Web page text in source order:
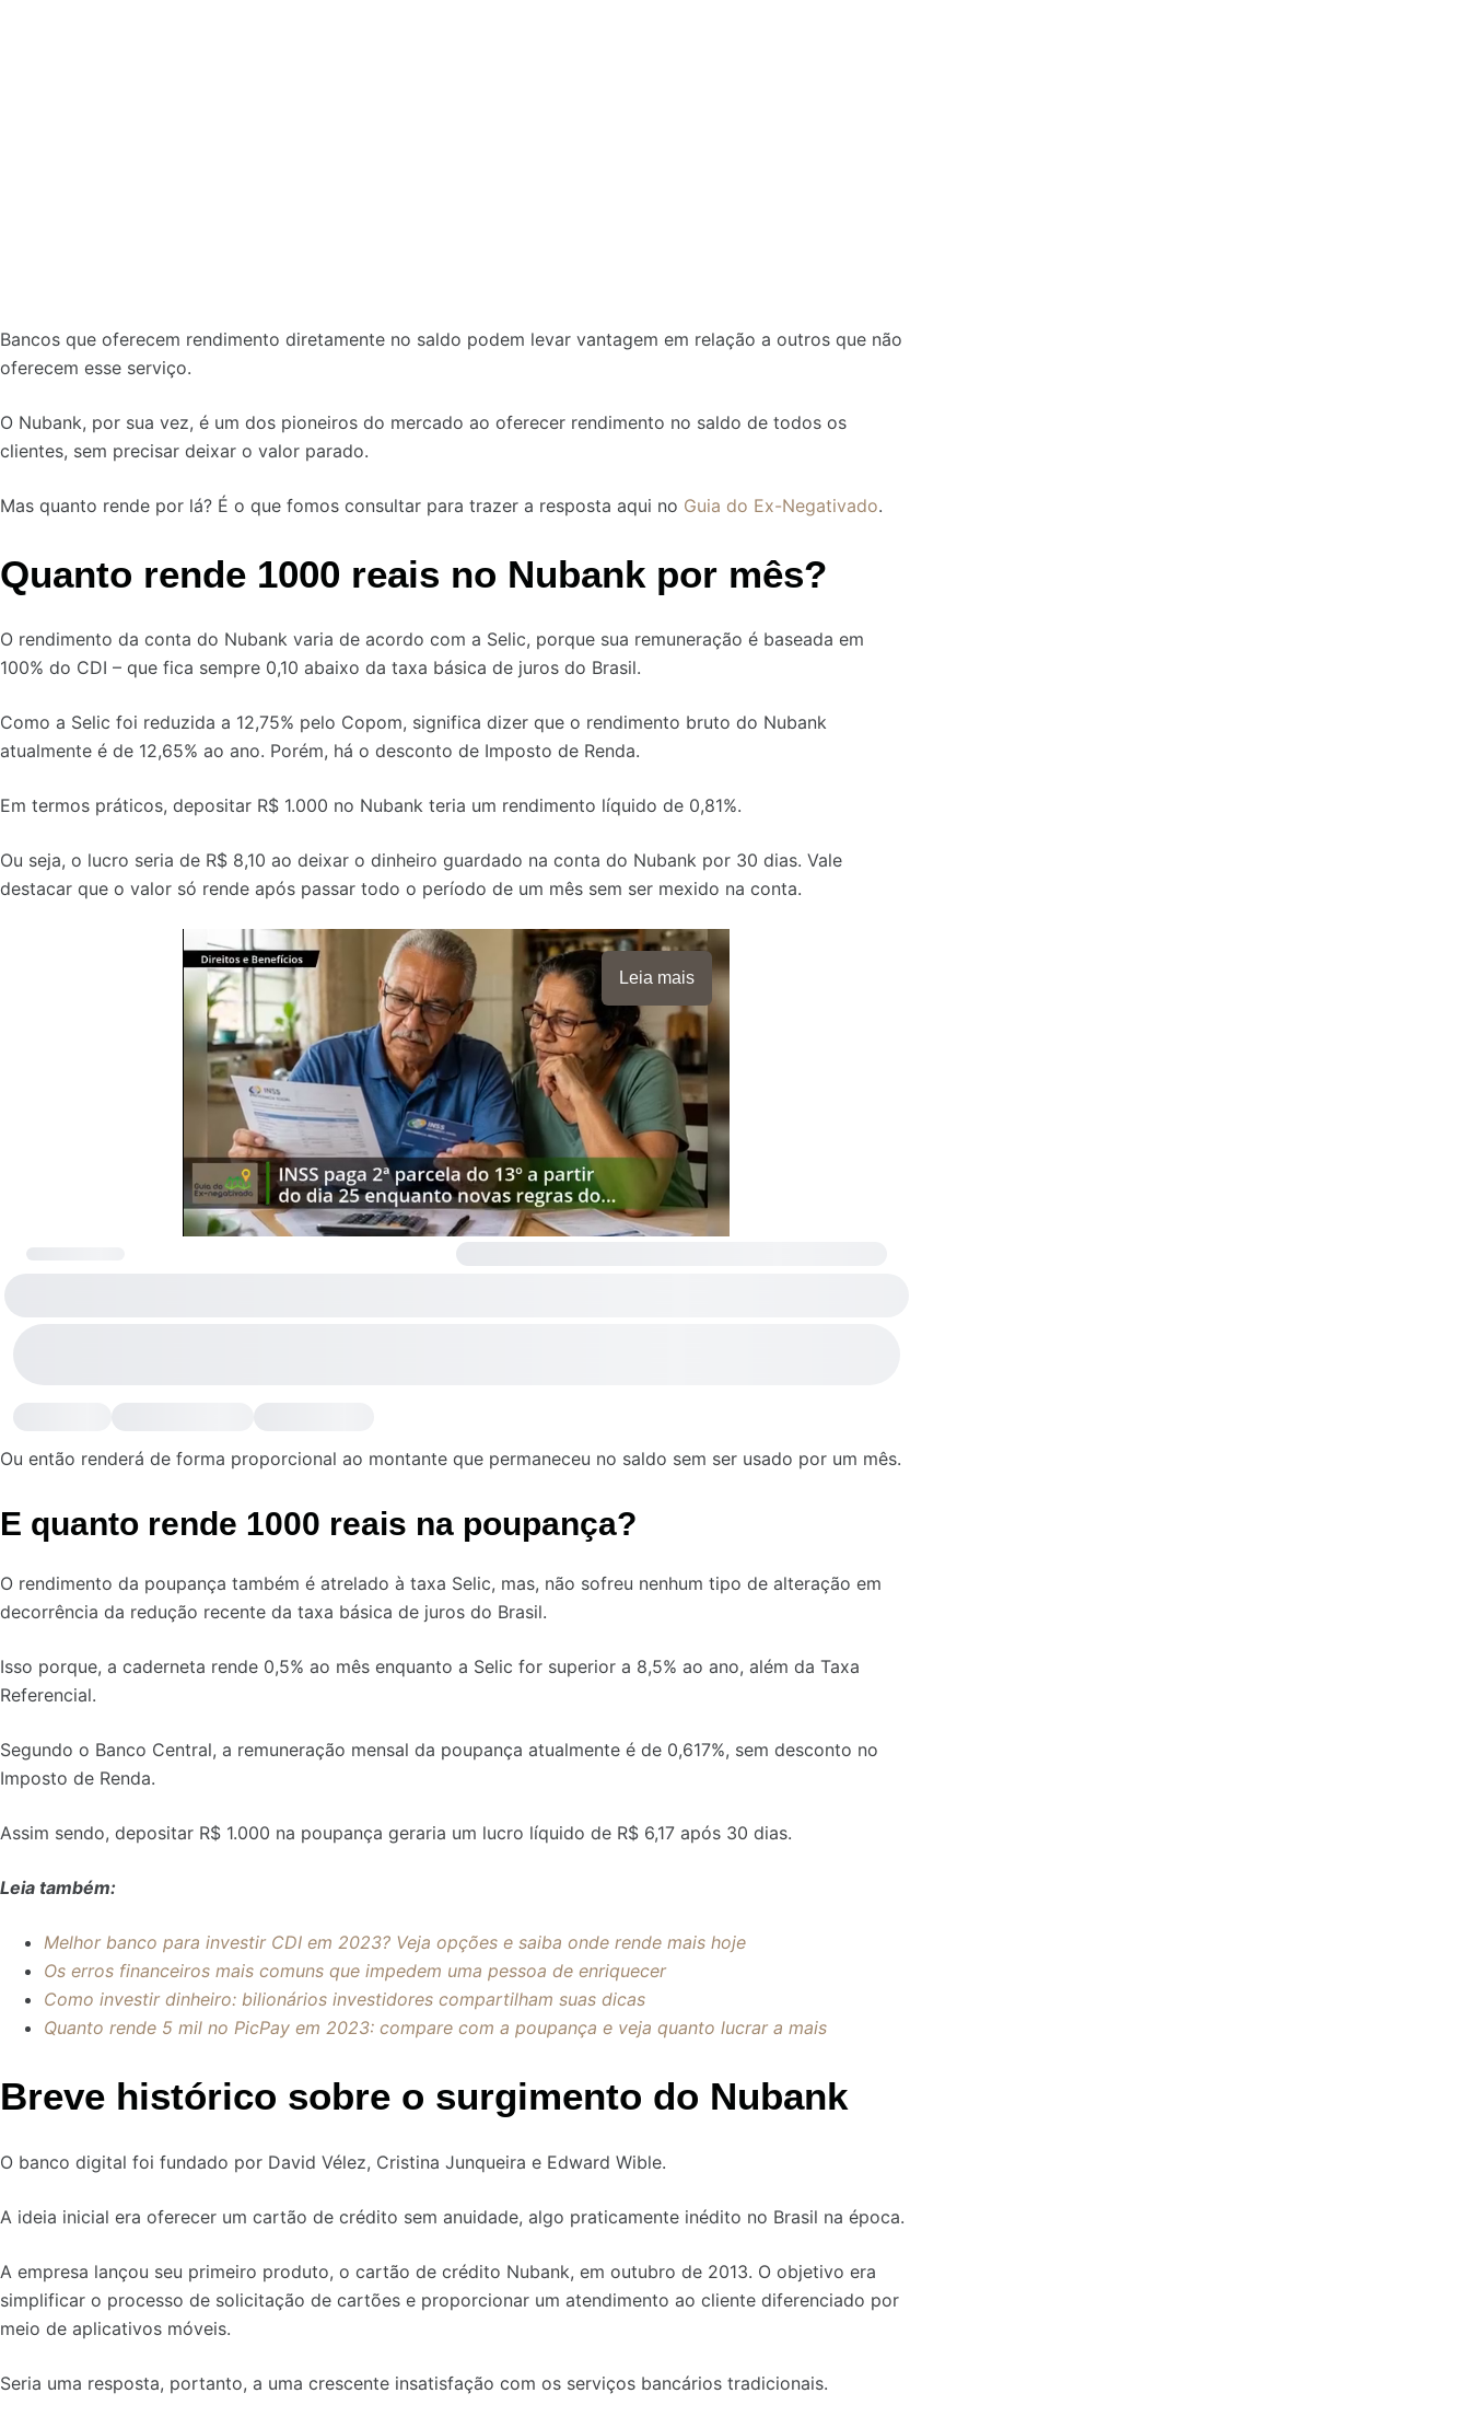
Bancos que oferecem rendimento diretamente no saldo podem levar vantagem em relação a outros que não
oferecem esse serviço.
O Nubank, por sua vez, é um dos pioneiros do mercado ao oferecer rendimento no saldo de todos os
clientes, sem precisar deixar o valor parado.
Mas quanto rende por lá? É o que fomos consultar para trazer a resposta aqui no Guia do Ex-Negativado.
Quanto rende 1000 reais no Nubank por mês?
O rendimento da conta do Nubank varia de acordo com a Selic, porque sua remuneração é baseada em
100% do CDI – que fica sempre 0,10 abaixo da taxa básica de juros do Brasil.
Como a Selic foi reduzida a 12,75% pelo Copom, significa dizer que o rendimento bruto do Nubank
atualmente é de 12,65% ao ano. Porém, há o desconto de Imposto de Renda.
Em termos práticos, depositar R$ 1.000 no Nubank teria um rendimento líquido de 0,81%.
Ou seja, o lucro seria de R$ 8,10 ao deixar o dinheiro guardado na conta do Nubank por 30 dias. Vale
destacar que o valor só rende após passar todo o período de um mês sem ser mexido na conta.
Leia mais
Ou então renderá de forma proporcional ao montante que permaneceu no saldo sem ser usado por um mês.
E quanto rende 1000 reais na poupança?
O rendimento da poupança também é atrelado à taxa Selic, mas, não sofreu nenhum tipo de alteração em
decorrência da redução recente da taxa básica de juros do Brasil.
Isso porque, a caderneta rende 0,5% ao mês enquanto a Selic for superior a 8,5% ao ano, além da Taxa
Referencial.
Segundo o Banco Central, a remuneração mensal da poupança atualmente é de 0,617%, sem desconto no
Imposto de Renda.
Assim sendo, depositar R$ 1.000 na poupança geraria um lucro líquido de R$ 6,17 após 30 dias.
Leia também:
Melhor banco para investir CDI em 2023? Veja opções e saiba onde rende mais hoje
Os erros financeiros mais comuns que impedem uma pessoa de enriquecer
Como investir dinheiro: bilionários investidores compartilham suas dicas
Quanto rende 5 mil no PicPay em 2023: compare com a poupança e veja quanto lucrar a mais
Breve histórico sobre o surgimento do Nubank
O banco digital foi fundado por David Vélez, Cristina Junqueira e Edward Wible.
A ideia inicial era oferecer um cartão de crédito sem anuidade, algo praticamente inédito no Brasil na época.
A empresa lançou seu primeiro produto, o cartão de crédito Nubank, em outubro de 2013. O objetivo era
simplificar o processo de solicitação de cartões e proporcionar um atendimento ao cliente diferenciado por
meio de aplicativos móveis.
Seria uma resposta, portanto, a uma crescente insatisfação com os serviços bancários tradicionais.